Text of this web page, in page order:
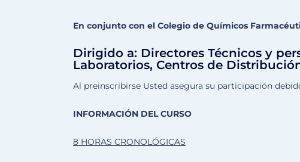
En conjunto con el Colegio de Químicos
Dirigido a: Directores Técnicos y
Laboratorios, Centros de
Al preinscribirse Usted asegura su participación
INFORMACIÓN DEL CURSO
8 HORAS CRONOLÓGICAS